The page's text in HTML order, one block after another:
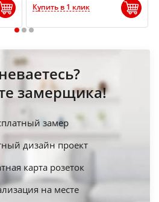
Купить в 1 клик
1 2 3
замерщика!
замер
дизайн проект
карта розеток
на месте